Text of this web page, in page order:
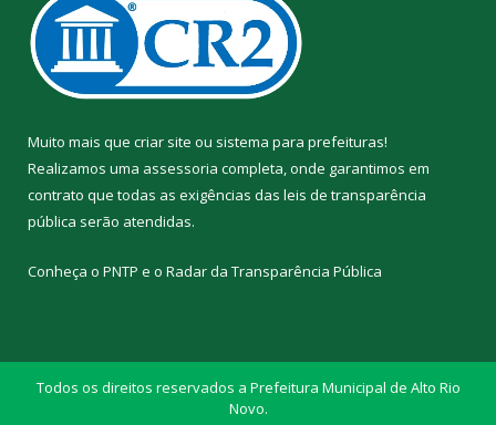
Muito mais que criar site ou sistema para prefeituras!
Realizamos uma assessoria completa, onde garantimos em
contrato que todas as exigências das leis de transparência
pública serão atendidas.
Conheça o PNTP e o Radar da Transparência Pública
Todos os direitos reservados a Prefeitura Municipal de Alto Rio
Novo.